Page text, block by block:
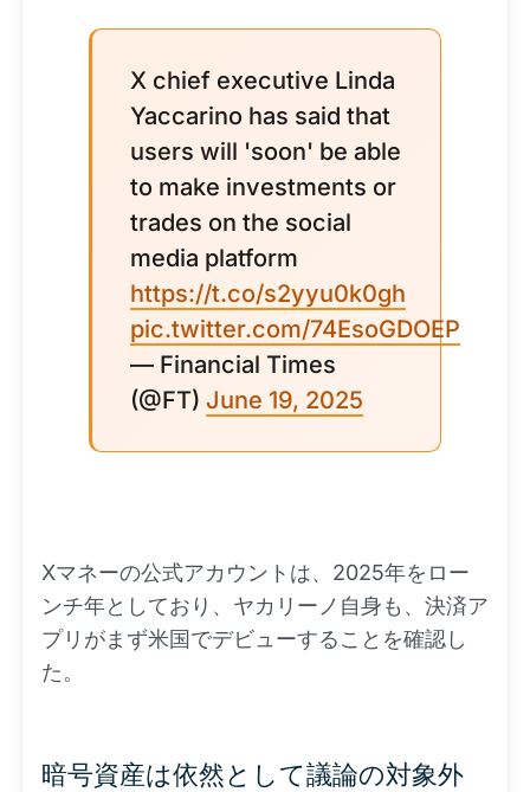
X chief executive Linda
Yaccarino has said that
users will 'soon' be able
to make investments or
trades on the social
media platform
https://t.co/s2yyu0k0gh
pic.twitter.com/74EsoGDOEP
— Financial Times
(@FT) June 19, 2025
Xマネーの公式アカウントは、2025年をロー
ンチ年としており、ヤカリーノ自身も、決済ア
プリがまず米国でデビューすることを確認し
た。
暗号資産は依然として議論の対象外